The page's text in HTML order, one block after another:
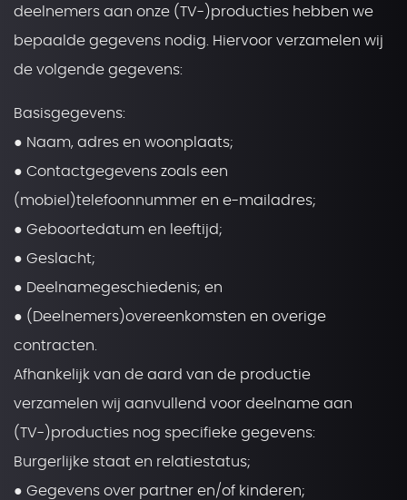
deelnemers aan onze (TV-)producties hebben we
bepaalde gegevens nodig. Hiervoor verzamelen wij
de volgende gegevens:
Basisgegevens:
● Naam, adres en woonplaats;
● Contactgegevens zoals een
(mobiel)telefoonnummer en e-mailadres;
● Geboortedatum en leeftijd;
● Geslacht;
● Deelnamegeschiedenis; en
● (Deelnemers)overeenkomsten en overige
contracten.
Afhankelijk van de aard van de productie
verzamelen wij aanvullend voor deelname aan
(TV-)producties nog specifieke gegevens:
Burgerlijke staat en relatiestatus;
● Gegevens over partner en/of kinderen;